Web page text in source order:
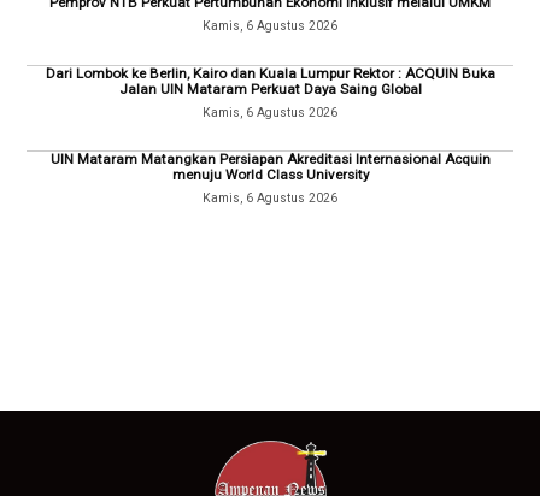
Kamis, 6 Agustus 2026
Dari Lombok ke Berlin, Kairo dan Kuala Lumpur Rektor : ACQUIN Buka
Jalan UIN Mataram Perkuat Daya Saing Global
Kamis, 6 Agustus 2026
UIN Mataram Matangkan Persiapan Akreditasi Internasional Acquin
menuju World Class University
Kamis, 6 Agustus 2026